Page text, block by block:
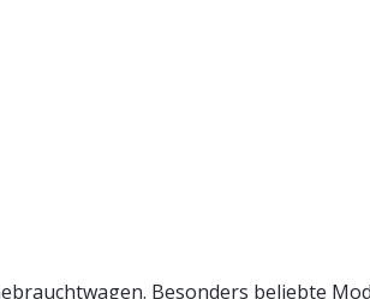
Besonders beliebte